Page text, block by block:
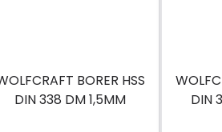
BORER HSS
DIN 338 DM 1,5MM
DIN